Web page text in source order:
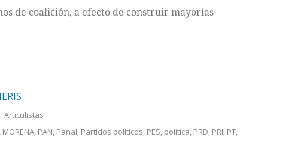
de coalición, a efecto de construir mayorías
Articulistas
MORENA, PAN, Panal, Partidos polìticos, PES, politica, PRD, PRI, PT,